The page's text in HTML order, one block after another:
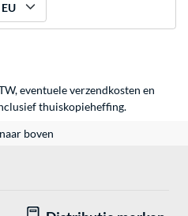
eventuele verzendkosten en
thuiskopieheffing.
boven